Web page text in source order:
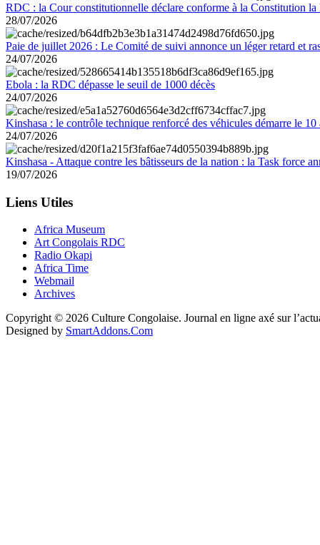
RDC : la Cour constitutionnelle déclare conforme à la Constitution la
28/07/2026
Paie de juillet 2026 : Le Comité de suivi annonce un léger retard et
24/07/2026
Ebola : la RDC dépasse le seuil de 1000 décès
24/07/2026
Kinshasa : le contrôle technique renforcé des véhicules démarre le 10
24/07/2026
Kinshasa - Attaque contre les bâtisseurs de la nation : la Task force
19/07/2026
Liens Utiles
Africa Museum
Art Congolais RDC
Radio Okapi
Africa Time
Webmail
Archives
Copyright © 2026 Culture Congolaise. Journal en ligne axé sur
Designed by SmartAddons.Com